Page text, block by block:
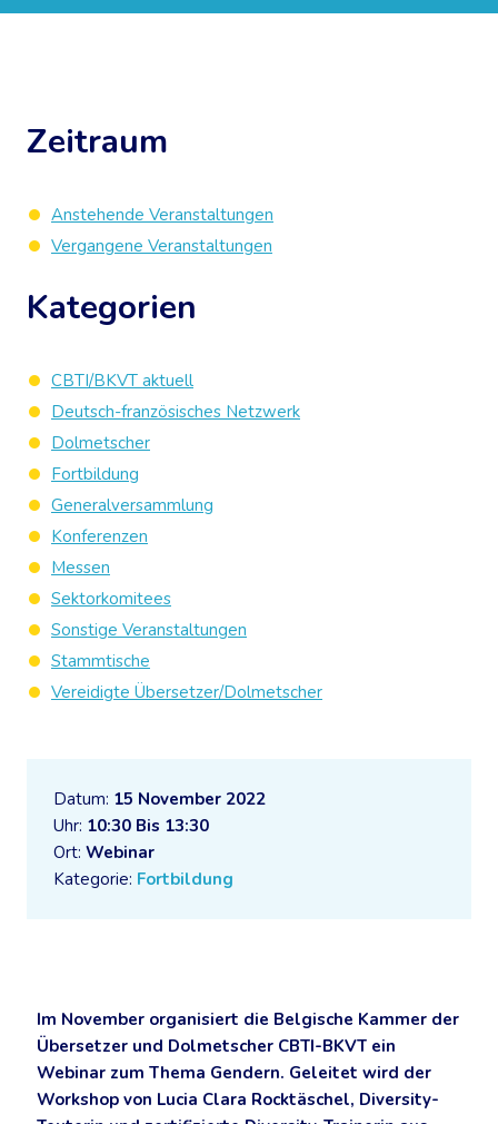
Datum: 15 November 2022
Uhr: 10:30 Bis 13:30
Ort: Webinar
Kategorie: Fortbildung
Im November organisiert die Belgische Kammer der
Übersetzer und Dolmetscher CBTI-BKVT ein
Webinar zum Thema Gendern. Geleitet wird der
Workshop von Lucia Clara Rocktäschel, Diversity-
Zeitraum
Anstehende Veranstaltungen
Vergangene Veranstaltungen
Kategorien
CBTI/BKVT aktuell
Deutsch-französisches Netzwerk
Dolmetscher
Fortbildung
Generalversammlung
Konferenzen
Messen
Sektorkomitees
Sonstige Veranstaltungen
Stammtische
Vereidigte Übersetzer/Dolmetscher